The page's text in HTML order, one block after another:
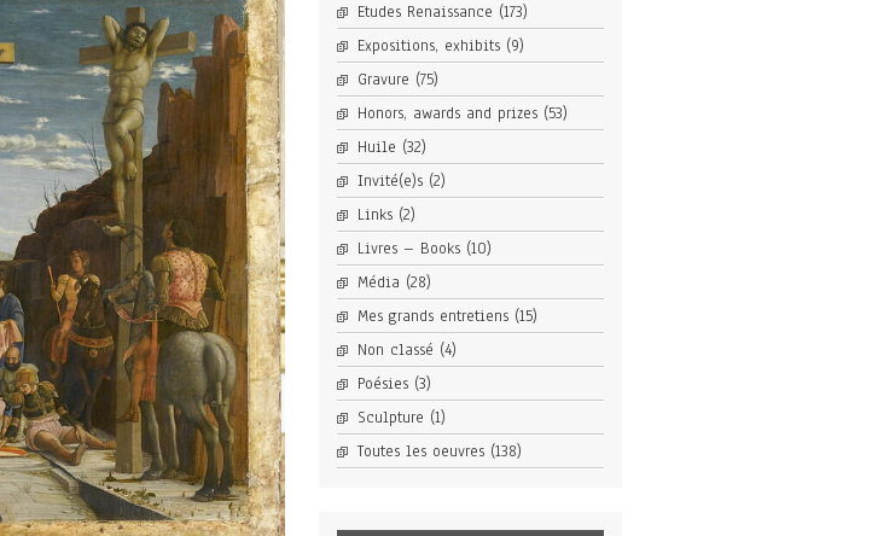
Etudes Renaissance (173)
Expositions, exhibits(9)
Gravure (75)
Honors, awards and prizes(53)
Huile (32)
Invité(e)s(2)
Links(2)
Livres – Books(10)
Média (28)
Mes grands entretiens(15)
Non classé (4)
Poésies(3)
Sculpture (1)
Toutes les oeuvres(138)